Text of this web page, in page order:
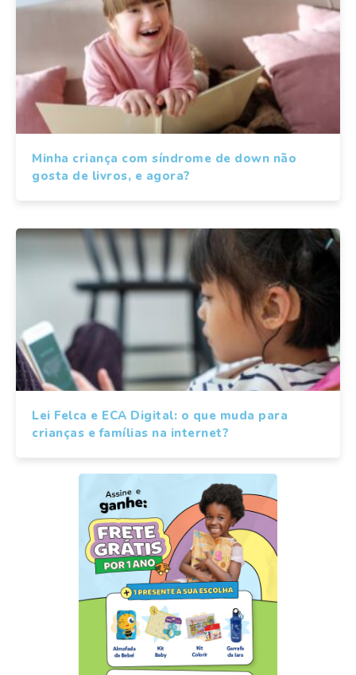
Minha criança com síndrome de down não
gosta de livros, e agora?
Lei Felca e ECA Digital: o que muda para
crianças e famílias na internet?